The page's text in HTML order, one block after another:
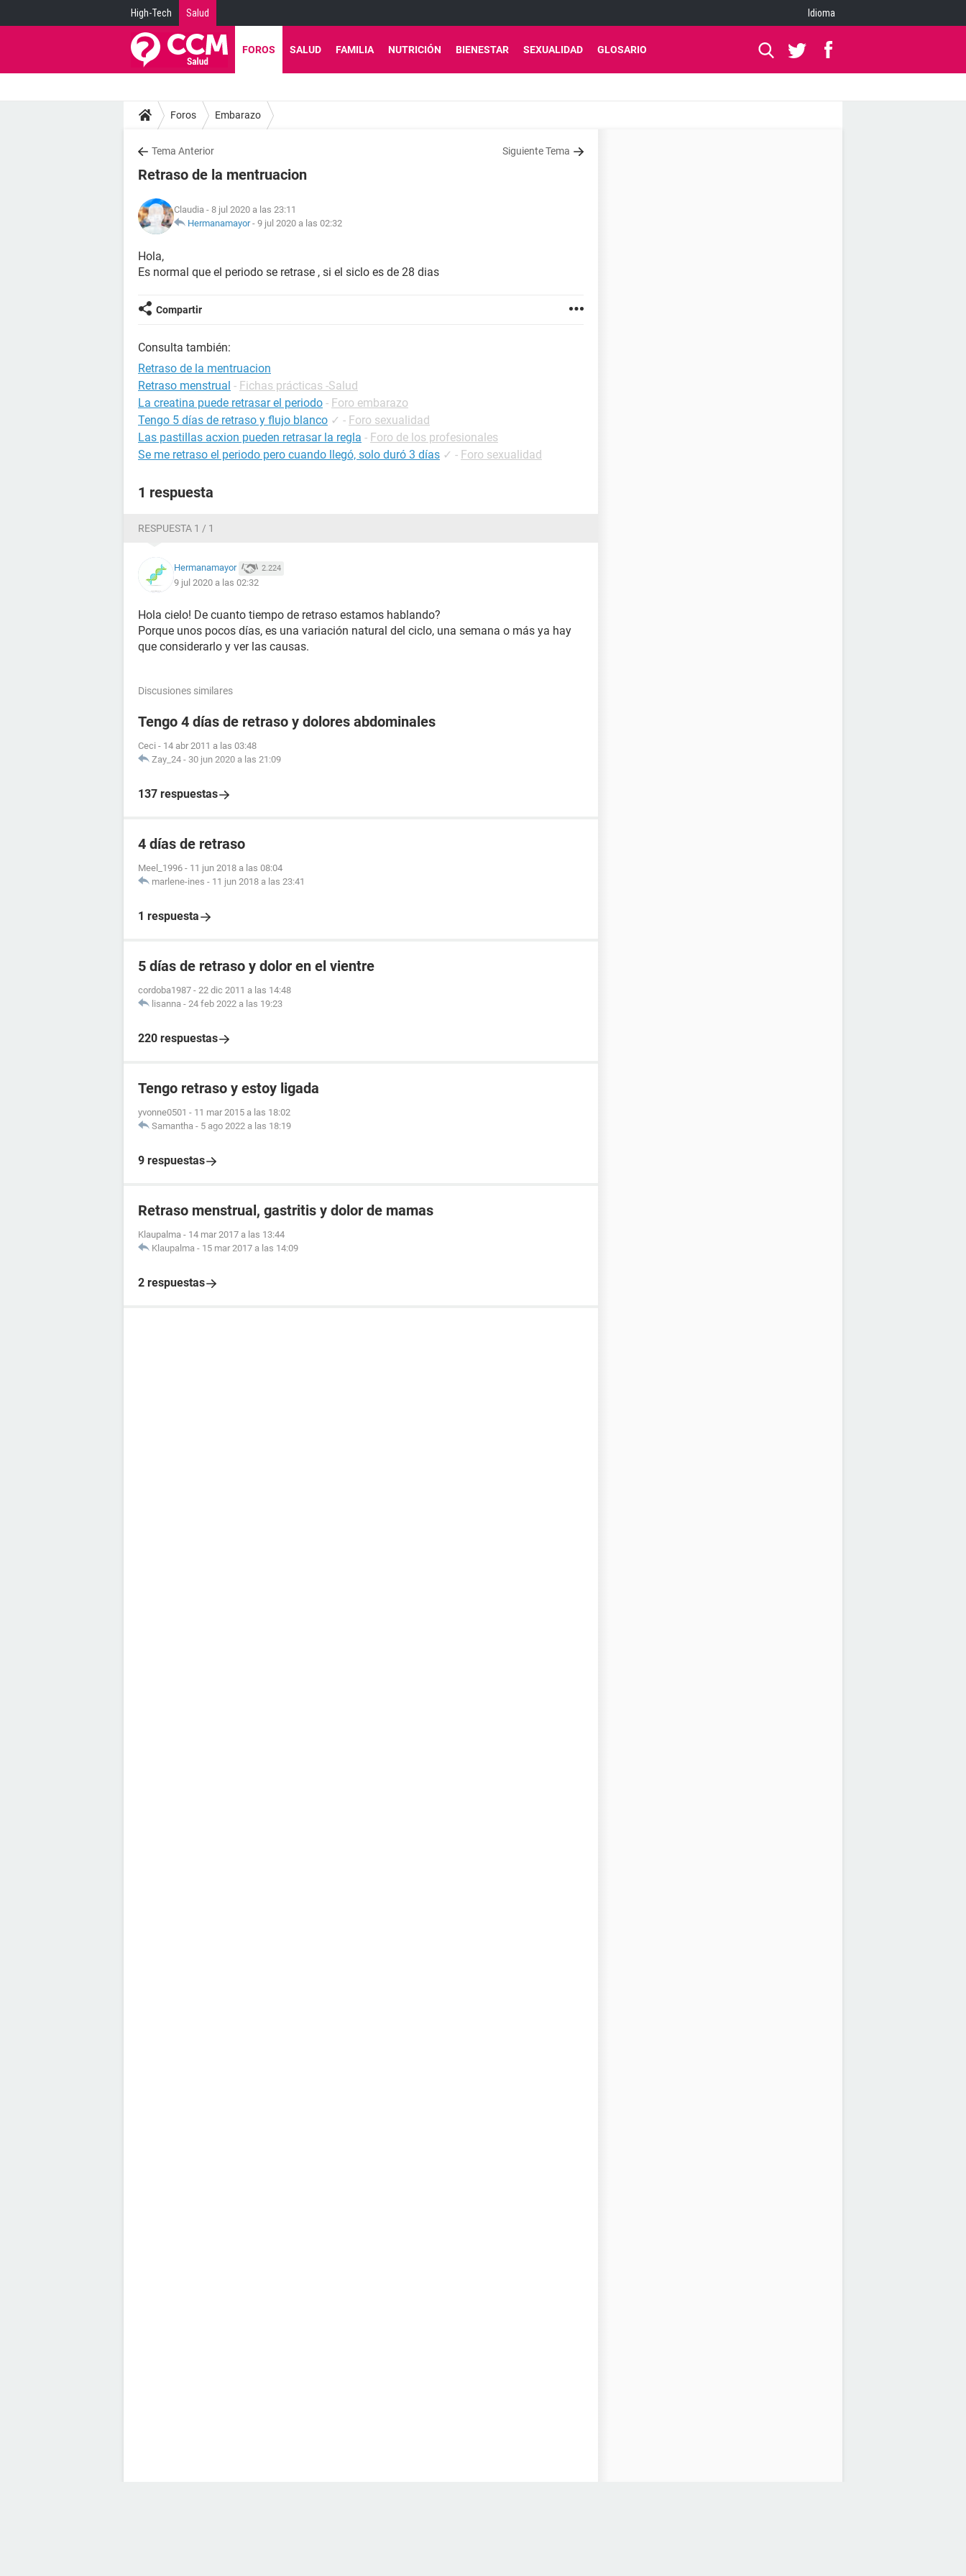
High-Tech Salud Idioma
FOROS SALUD FAMILIA NUTRICIÓN BIENESTAR SEXUALIDAD GLOSARIO
Foros Embarazo
Tema Anterior Siguiente Tema
Retraso de la mentruacion
Claudia - 8 jul 2020 a las 23:11
Hermanamayor- 9 jul 2020 a las 02:32
Hola,
Es normal que el periodo se retrase , si el siclo es de 28 dias
Compartir
Consulta también:
Retraso de la mentruacion
Retraso menstrual - Fichas prácticas -Salud
La creatina puede retrasar el periodo - Foro embarazo
Tengo 5 días de retraso y flujo blanco ✓ - Foro sexualidad
Las pastillas acxion pueden retrasar la regla - Foro de los profesionales
Se me retraso el periodo pero cuando llegó, solo duró 3 días ✓ - Foro sexualidad
1 respuesta
RESPUESTA 1 / 1
Hermanamayor 2.224
9 jul 2020 a las 02:32
Hola cielo! De cuanto tiempo de retraso estamos hablando?
Porque unos pocos días, es una variación natural del ciclo, una semana o más ya hay
que considerarlo y ver las causas.
Discusiones similares
Tengo 4 días de retraso y dolores abdominales
Ceci - 14 abr 2011 a las 03:48
Zay_24 - 30 jun 2020 a las 21:09
137 respuestas
4 días de retraso
Meel_1996 - 11 jun 2018 a las 08:04
marlene-ines - 11 jun 2018 a las 23:41
1 respuesta
5 días de retraso y dolor en el vientre
cordoba1987 - 22 dic 2011 a las 14:48
lisanna - 24 feb 2022 a las 19:23
220 respuestas
Tengo retraso y estoy ligada
yvonne0501 - 11 mar 2015 a las 18:02
Samantha - 5 ago 2022 a las 18:19
9 respuestas
Retraso menstrual, gastritis y dolor de mamas
Klaupalma - 14 mar 2017 a las 13:44
Klaupalma - 15 mar 2017 a las 14:09
2 respuestas